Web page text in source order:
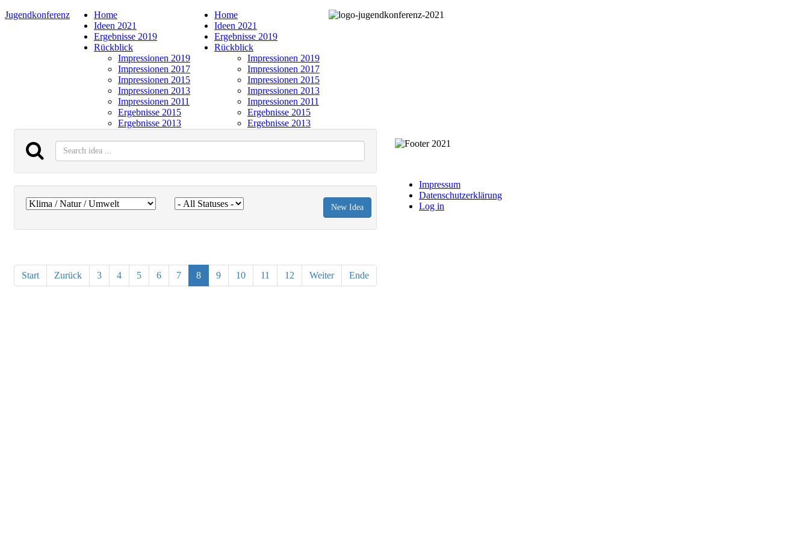
Jugendkonferenz
Home
Ideen 2021
Ergebnisse 2019
Rückblick
Impressionen 2019
Impressionen 2017
Impressionen 2015
Impressionen 2013
Impressionen 2011
Ergebnisse 2015
Ergebnisse 2013
Home
Ideen 2021
Ergebnisse 2019
Rückblick
Impressionen 2019
Impressionen 2017
Impressionen 2015
Impressionen 2013
Impressionen 2011
Ergebnisse 2015
Ergebnisse 2013
Start Zurück 3 4 5 6 7 8 9 10 11 12 Weiter Ende
Impressum
Datenschutzerklärung
Log in